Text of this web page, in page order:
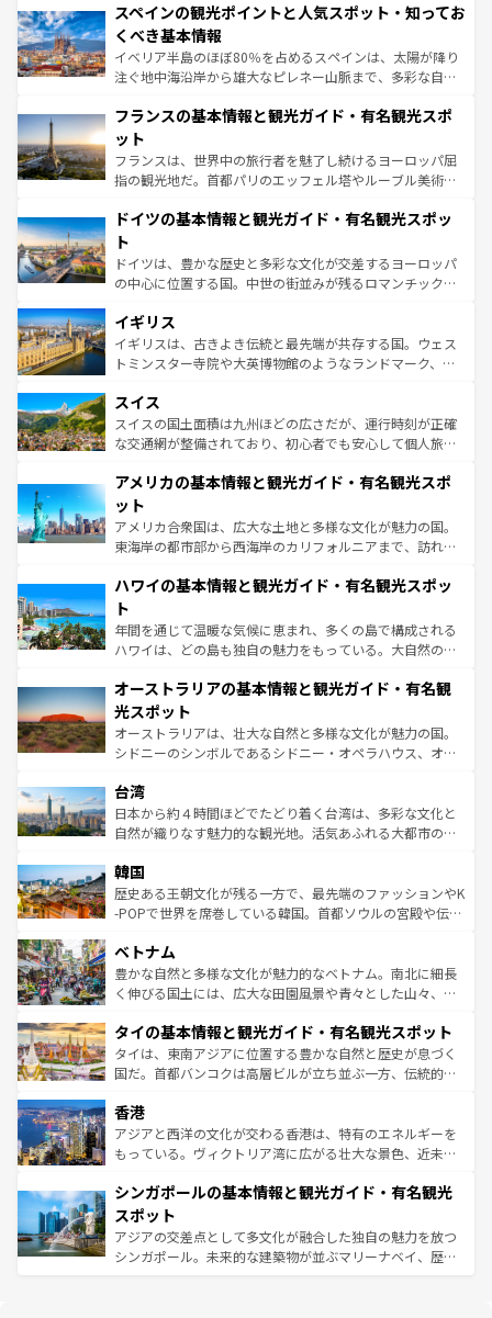
ろん、トスカーナの美しい田園風景やアマルフィ海岸の絶
景など、自然景観も見逃せない。観光の合間には、本場の
ピザやパスタなど、絶品のイタリア料理を堪能することも
できる。朝目覚めてから夜眠るまで、すべての瞬間を楽し
なお、新着のイタリア情報はコンテンツ一覧を参照してほ
しい。
スペインの観光ポイントと人気スポット・知ってお
くべき基本情報
イベリア半島のほぼ80％を占めるスペインは、太陽が降り
注ぐ地中海沿岸から雄大なピレネー山脈まで、多彩な自然
文化が根付くこの国では、情熱的なフラメンコ、熱気あふ
れる闘牛、そして美味しいタパスが生活の一部となってい
る。首都マドリードの洗練された雰囲気や、バルセロナの
アートに溢れた街角から、地方では古代ローマ遺跡や中世
せる。地方によって風土や気候が異なるスペインはその個
ンテンツ一覧 を参照してほしい。
フランスの基本情報と観光ガイド・有名観光スポ
ット
フランスは、世界中の旅行者を魅了し続けるヨーロッパ屈
指の観光地だ。首都パリのエッフェル塔やルーブル美術館
で、幅広い魅力が詰まっている。華麗な宮殿、歴史的な大
聖堂、美しいビーチ、そして豊かな自然が、訪れる者を心
から魅了する。また、フランスは美食の国としても知ら
れ、フランス料理はユネスコ無形文化遺産にも登録されて
香り高いラベンダー畑など、多彩な楽しみ方が可能だ。さ
らに、パリ以外の地域にも魅力が溢れており、どの街角に
も豊かな歴史と文化が息づいている。パリ以外の個性あふ
を参照してほしい。
ドイツの基本情報と観光ガイド・有名観光スポッ
ト
ドイツは、豊かな歴史と多彩な文化が交差するヨーロッパ
の中心に位置する国。中世の街並みが残るロマンチック街
顔を持つこの国は、どこを歩いても飽きることがない。ベ
ルリンの文化的活気、バイエルン州のアルプスの絶景、そ
してライン川沿いのワイン畑といった風景は必見。ビール
は、お酒好きな人にはぜひ体験してほしい。 なお、新着の
ドイツ情報はコンテンツ一覧を参照してほしい。
イギリス
イギリスは、古きよき伝統と最先端が共存する国。ウェス
トミンスター寺院や大英博物館のようなランドマーク、歴
リアごとに異なる魅力がある。また、優雅なアフタヌーン
ティー、ビール好きにはたまらない英国パブ、サッカー観
戦など、本場だからこそできる体験も豊富。イギリスを旅
ンツ一覧を参照してほしい。
スイス
スイスの国土面積は九州ほどの広さだが、運行時刻が正確
な交通網が整備されており、初心者でも安心して個人旅行
の建物がそのまま残る町や、スイスならではのユニークな
博物館もあり、アルプス観光だけでなく町歩きも満喫する
ことができる。国民の所得が高いため物価も高いが、旅行
者向けの交通パス提供のサービスもあり、うまく活用すれ
着のスイス情報はコンテンツ一覧を参照してほしい。
アメリカの基本情報と観光ガイド・有名観光スポ
ット
アメリカ合衆国は、広大な土地と多様な文化が魅力の国。
東海岸の都市部から西海岸のカリフォルニアまで、訪れる
のような巨大都市は、観光、ショッピング、エンターテイ
ンメントが詰まった刺激的なスポットだ。一方、アメリカ
西部には大自然が広がり、グランドキャニオンやイエロー
ストーン国立公園といった絶景が堪能できる。さらに、南
文化が魅力。旅行者はアメリカの各地域で異なる魅力を楽
しみながら、その多様性と豊かな歴史を感じることができ
るだろう。車でのロードトリップや列車の旅も、アメリカ
ならではの贅沢な旅のスタイルだ。 なお、新着のアメリカ
情報は コンテンツ一覧 を参照してほしい。
ハワイの基本情報と観光ガイド・有名観光スポッ
ト
年間を通じて温暖な気候に恵まれ、多くの島で構成される
ハワイは、どの島も独自の魅力をもっている。大自然の神
ワイ島は見逃せない。また、定番の観光地といえばオアフ
島だが、静かな自然を求めるならマウイ島やカウアイ島が
おすすめ。エメラルドグリーンに輝く海をはじめ、豊かな
文化や歴史が息づいている。「アロハスピリット」と呼ば
人々、おいしいローカルフードやハワイアンミュージッ
ク、伝統的なフラダンスなど、すべてがハワイの魅力を彩
っている。訪れるたびに新しい発見と感動が待っているハ
はコンテンツ一覧
オーストラリアの基本情報と観光ガイド・有名観
光スポット
オーストラリアは、壮大な自然と多様な文化が魅力の国。
シドニーのシンボルであるシドニー・オペラハウス、オー
リアリーフや大陸中央部にそびえるウルル（エアーズロッ
ク）、タスマニアの美しい原生林やケアンズの熱帯雨林な
ど、見どころがたくさん。また、カフェやワイン、オージ
いる。アクティビティも充実しており、サーフィンやダイ
ビング、ハイキングなど、アウトドア好きにはたまらな
い。オーストラリアの多彩な魅力を存分に味わいつくそ
参照してほしい。
台湾
日本から約４時間ほどでたどり着く台湾は、多彩な文化と
自然が織りなす魅力的な観光地。活気あふれる大都市の台
ン）、静ひつな山岳地帯である台湾東部など、都市の喧騒
と山間の静けさが共存しており、訪れる人に新しい発見と
驚きをもたらしてくれる。また、奥深い台湾の食文化も魅
容にもいいと評判のスイーツなど、バラエティ豊かな料理
が味わえる。 なお、新着の台湾情報は コンテンツ一覧を参
照してほしい。
韓国
歴史ある王朝文化が残る一方で、最先端のファッションやK
-POPで世界を席巻している韓国。首都ソウルの宮殿や伝統
き、地方に足を延ばせば四季折々の自然美を楽しむことが
できる。そして、キムチや焼肉、絶品のストリートフード
まで、さまざまな韓国料理が待っている。夜には、韓国な
リティに包まれながら、韓国の多彩な魅力を心ゆくまで味
わってみてほしい。 なお、新着の韓国情報はコンテンツ一
覧を参照してほしい。
ベトナム
豊かな自然と多様な文化が魅力的なベトナム。南北に細長
く伸びる国土には、広大な田園風景や青々とした山々、世
急速な発展と共に伝統が息づく。ハノイの古い町並みやホ
ーチミン市のフランス統治時代の建物も、独特の雰囲気を
醸し出している。また、バラエティの豊かさとおいしさで
とつ。フォーやバインミー、ベトナムコーヒーなどは、ぜ
ひ現地で味わいたい。どの地域を訪れてもあたたかい人々
が旅行者を迎えてくれるので、きっと忘れられない旅にな
参照してほしい。
タイの基本情報と観光ガイド・有名観光スポット
タイは、東南アジアに位置する豊かな自然と歴史が息づく
国だ。首都バンコクは高層ビルが立ち並ぶ一方、伝統的な
の活気が交差している。北部ではチェンマイなどの山岳地
帯で自然と触れ合い、南部ではプーケットやクラビの美し
いビーチでリゾート気分を楽しむことができる。タイ料理
激する。気候は一年中温暖で、どの季節にも異なる楽しみ
が待っている。親しみやすいタイの人々、仏教を中心とし
た文化、そして多様な観光資源が、訪れる旅人を魅了し続
ける。 なお、新着のタイ情報はコンテンツ一覧を参照して
香港
アジアと西洋の文化が交わる香港は、特有のエネルギーを
もっている。ヴィクトリア湾に広がる壮大な景色、近未来
み、どこを訪れても感動するはず。観光スポットが密集し
ており、効率よく見どころを回れるのも魅力。息をのむよ
うな絶景から文化的な体験まで、香港を存分に楽しみ尽く
そう。 なお、新着の香港情報はコンテンツ一覧を参照して
シンガポールの基本情報と観光ガイド・有名観光
スポット
アジアの交差点として多文化が融合した独自の魅力を放つ
シンガポール。未来的な建築物が並ぶマリーナベイ、歴史